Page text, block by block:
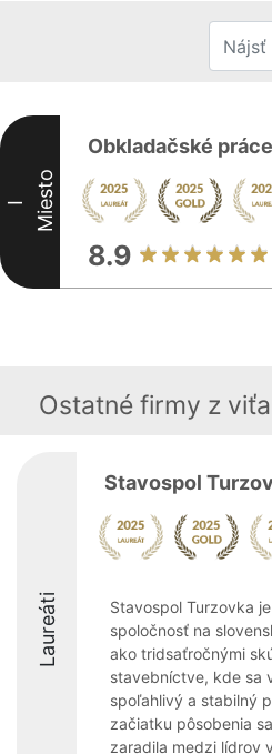
I Miesto
Obkladačské
8.9
Ostatné firmy z
Laureáti
Stavospol
Stavospol Turzovka
spoločnosť na
ako tridsaťročnými
stavebníctve, kde sa
spoľahlivý a stabilný
začiatku pôsobenia
zaradila medzi lídrov